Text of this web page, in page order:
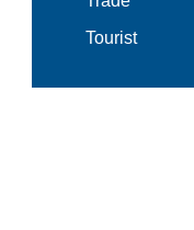
Tourist